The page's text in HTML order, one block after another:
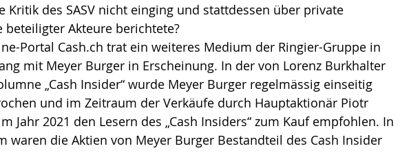
Kritik des SASV nicht einging und stattdessen über private
beteiligter Akteure berichtete?
Portal Cash.ch trat ein weiteres Medium der Ringier-Gruppe in
mit Meyer Burger in Erscheinung. In der von Lorenz Burkhalter
„Cash Insider“ wurde Meyer Burger regelmässig einseitig
und im Zeitraum der Verkäufe durch Hauptaktionär Piotr
Jahr 2021 den Lesern des „Cash Insiders“ zum Kauf empfohlen. In
waren die Aktien von Meyer Burger Bestandteil des Cash Insider